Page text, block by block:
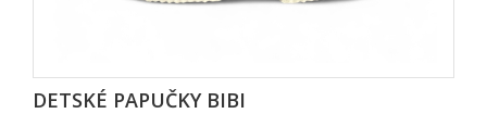
DETSKÉ PAPUČKY BIBI